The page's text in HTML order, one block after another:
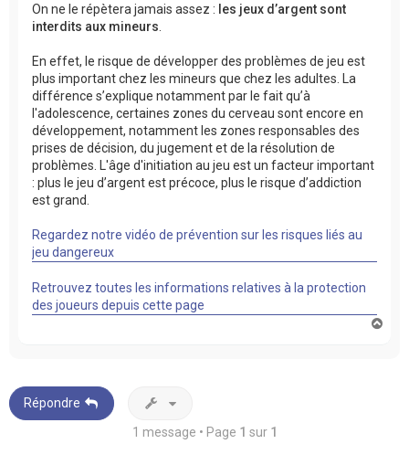
On ne le répètera jamais assez : les jeux d’argent sont
interdits aux mineurs
En effet, le risque de développer des problèmes de jeu est
plus important chez les mineurs que chez les adultes. La
différence s’explique notamment par le fait qu’à
l'adolescence, certaines zones du cerveau sont encore en
développement, notamment les zones responsables des
prises de décision, du jugement et de la résolution de
problèmes. L'âge d'initiation au jeu est un facteur important
: plus le jeu d’argent est précoce, plus le risque d’addiction
est grand.
Regardez notre vidéo de prévention sur les risques liés au
jeu dangereux
Retrouvez toutes les informations relatives à la protection
des joueurs depuis cette page
Répondre
1 message • Page 1 sur 1